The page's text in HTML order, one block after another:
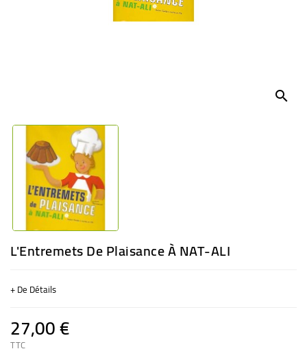
search
L'Entremets De Plaisance À NAT-ALI
+ De Détails
27,00 €
TTC